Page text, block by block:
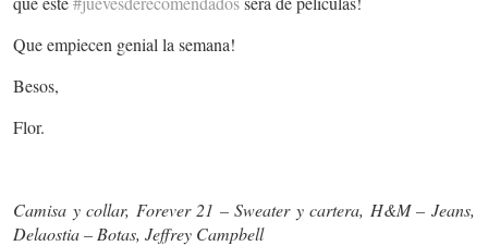
Que empiecen genial la semana!
Besos,
Flor.
Camisa y collar, Forever 21 – Sweater y cartera, H&M – Jeans,
Delaostia – Botas, Jeffrey Campbell